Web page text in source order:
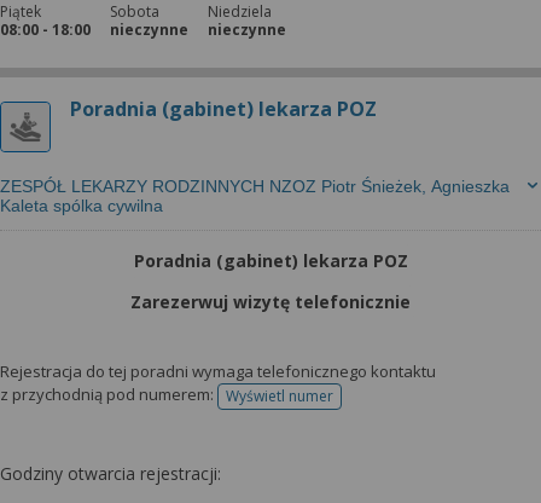
Piątek
08:00 - 18:00
Sobota
nieczynne
Niedziela
nieczynne
Poradnia (gabinet) lekarza POZ
ZESPÓŁ LEKARZY RODZINNYCH NZOZ Piotr Śnieżek, Agnieszka
Kaleta spólka cywilna
Poradnia (gabinet) lekarza POZ
Zarezerwuj wizytę telefonicznie
Rejestracja do tej poradni wymaga telefonicznego kontaktu
z przychodnią pod numerem:
Wyświetl numertelefonu do rejestracji
Godziny otwarcia rejestracji: